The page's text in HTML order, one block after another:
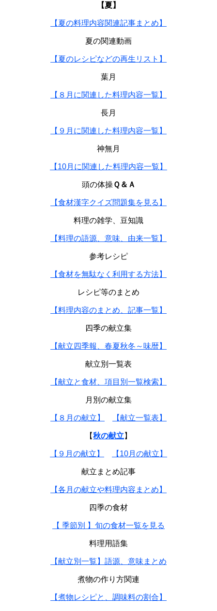
【夏】
【夏の料理内容関連記事まとめ】
夏の関連動画
【夏のレシピなどの再生リスト】
葉月
【８月に関連した料理内容一覧】
長月
【９月に関連した料理内容一覧】
神無月
【10月に関連した料理内容一覧】
頭の体操Ｑ＆Ａ
【食材漢字クイズ問題集を見る】
料理の雑学、豆知識
【料理の語源、意味、由来一覧】
参考レシピ
【食材を無駄なく利用する方法】
レシピ等のまとめ
【料理内容のまとめ、記事一覧】
四季の献立集
【献立四季報、春夏秋冬～味暦】
献立別一覧表
【献立と食材、項目別一覧検索】
月別の献立集
【８月の献立】 【献立一覧表】
【秋の献立 】
【９月の献立】 【10月の献立】
献立まとめ記事
【各月の献立や料理内容まとめ】
四季の食材
【 季節別 】旬の食材一覧を見る
料理用語集
【献立別一覧】語源、意味まとめ
煮物の作り方関連
【煮物レシピと、調味料の割合】